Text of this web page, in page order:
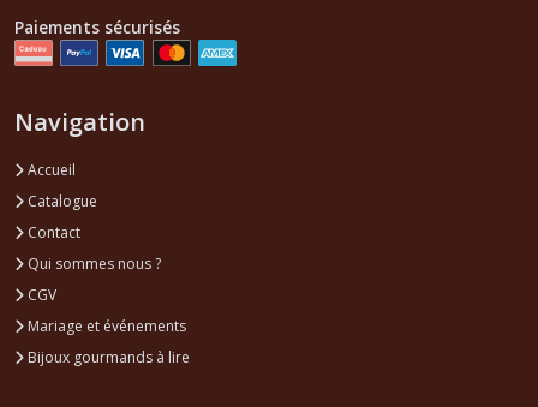
Paiements sécurisés
Navigation
Accueil
Catalogue
Contact
Qui sommes nous ?
CGV
Mariage et événements
Bijoux gourmands à lire